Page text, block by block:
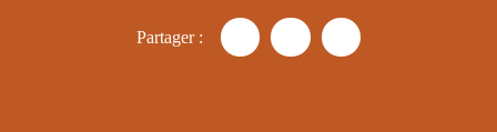
Partager : Partager "Directive NIS2 :
Partager "Directive
Partager